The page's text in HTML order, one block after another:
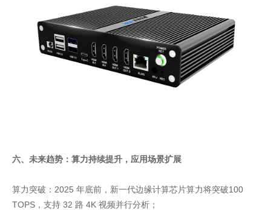
六、未来趋势：算力持续提升，应用场景扩展
算力突破：2025 年底前，新一代边缘计算芯片算力将突破100
TOPS，支持 32 路 4K 视频并行分析；